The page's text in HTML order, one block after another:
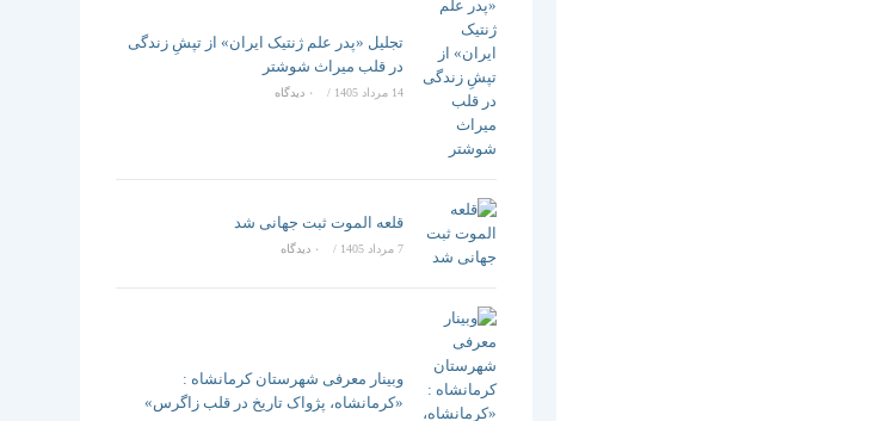
تجلیل «پدر علم ژنتیک ایران» از تپشِ زندگی
در قلب میراث شوشتر
14 مرداد 1405 / ۰ دیدگاه
قلعه الموت ثبت جهانی شد
7 مرداد 1405 / ۰ دیدگاه
وبینار معرفی شهرستان کرمانشاه :
«کرمانشاه، پژواک تاریخ در قلب زاگرس»